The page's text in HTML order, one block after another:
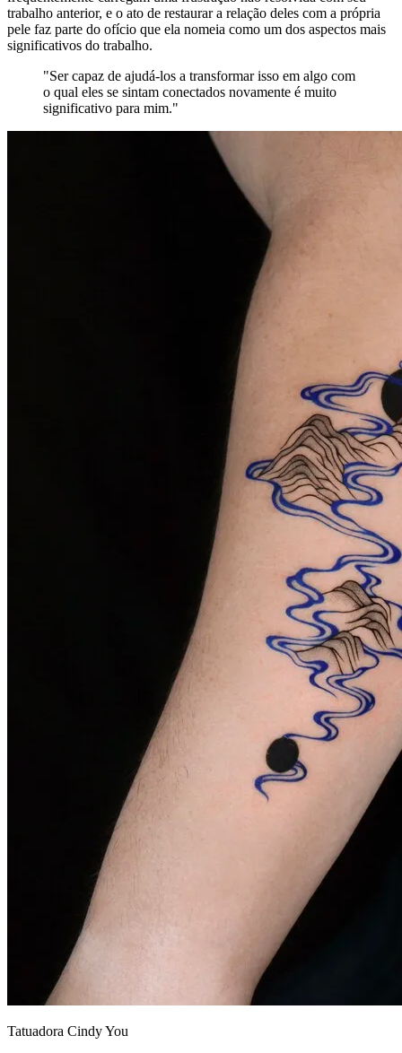
trabalho anterior, e o ato de restaurar a relação deles com a própria
pele faz parte do ofício que ela nomeia como um dos aspectos mais
significativos do trabalho.
"Ser capaz de ajudá-los a transformar isso em algo com
o qual eles se sintam conectados novamente é muito
significativo para mim."
Tatuadora Cindy You